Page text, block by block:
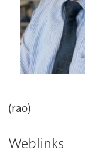
(rao)
Weblinks